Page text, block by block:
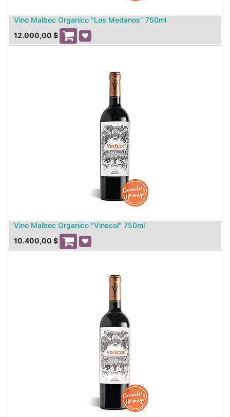
Vino Malbec Organico "Los Medanos" 750ml
12.000,00 $
Vino Malbec Organico "Vinecol" 750ml
10.400,00 $